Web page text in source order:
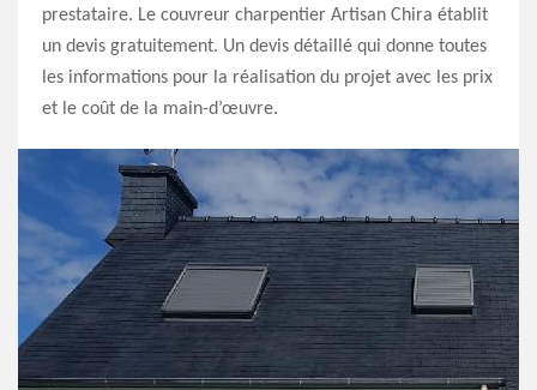
prestataire. Le couvreur charpentier Artisan Chira établit
un devis gratuitement. Un devis détaillé qui donne toutes
les informations pour la réalisation du projet avec les prix
et le coût de la main-d’œuvre.